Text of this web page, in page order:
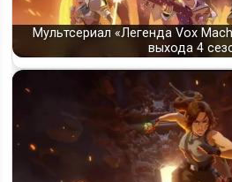
Мультсериал «Легенда Vox
выхода 4